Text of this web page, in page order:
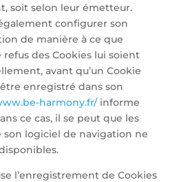
soit selon leur émetteur.
configurer son
de manière à ce que
refus des Cookies lui soient
avant qu’un Cookie
enregistré dans son
harmony.fr/informe
ce cas, il se peut que les
logiciel de navigation ne
l’enregistrement de Cookies